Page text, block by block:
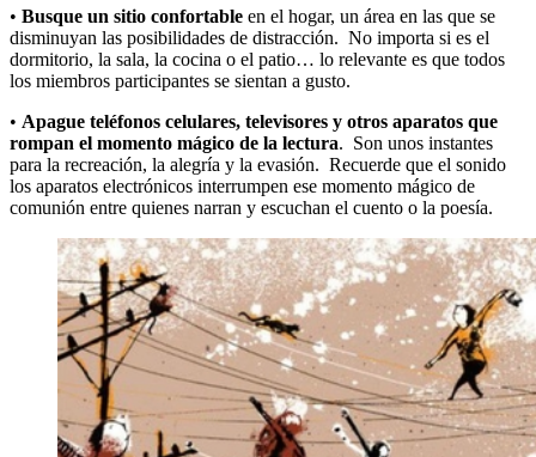
• Busque un sitio confortable en el hogar, un área en las que se
disminuyan las posibilidades de distracción. No importa si es el
dormitorio, la sala, la cocina o el patio… lo relevante es que todos
los miembros participantes se sientan a gusto.
• Apague teléfonos celulares, televisores y otros aparatos que
rompan el momento mágico de la lectura. Son unos instantes
para la recreación, la alegría y la evasión. Recuerde que el sonido
los aparatos electrónicos interrumpen ese momento mágico de
comunión entre quienes narran y escuchan el cuento o la poesía.